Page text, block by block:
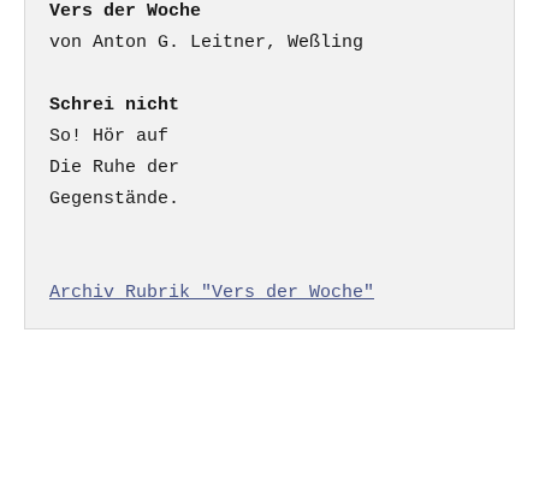
Vers der Woche
Schrei nicht
So! Hör auf
Die Ruhe der
Gegenstände.
Archiv Rubrik "Vers der Woche"